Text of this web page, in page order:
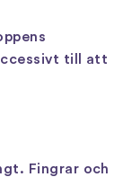
till att
Fingrar och